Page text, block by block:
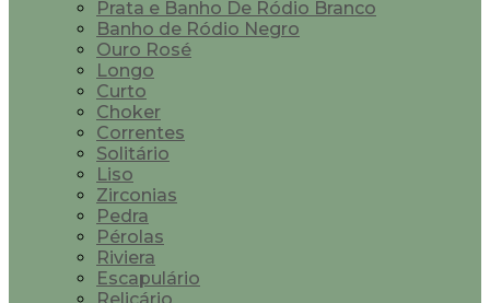
Prata e Banho De Ródio Branco
Banho de Ródio Negro
Ouro Rosé
Longo
Curto
Choker
Correntes
Solitário
Liso
Zirconias
Pedra
Pérolas
Riviera
Escapulário